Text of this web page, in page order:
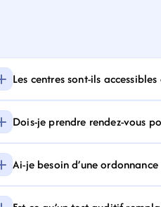
Les centres sont-ils
Dois-je prendre rendez-vous
Ai-je besoin d’une